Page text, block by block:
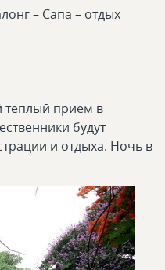
– Сапа – отдых
прием в
будут
и отдыха. Ночь в